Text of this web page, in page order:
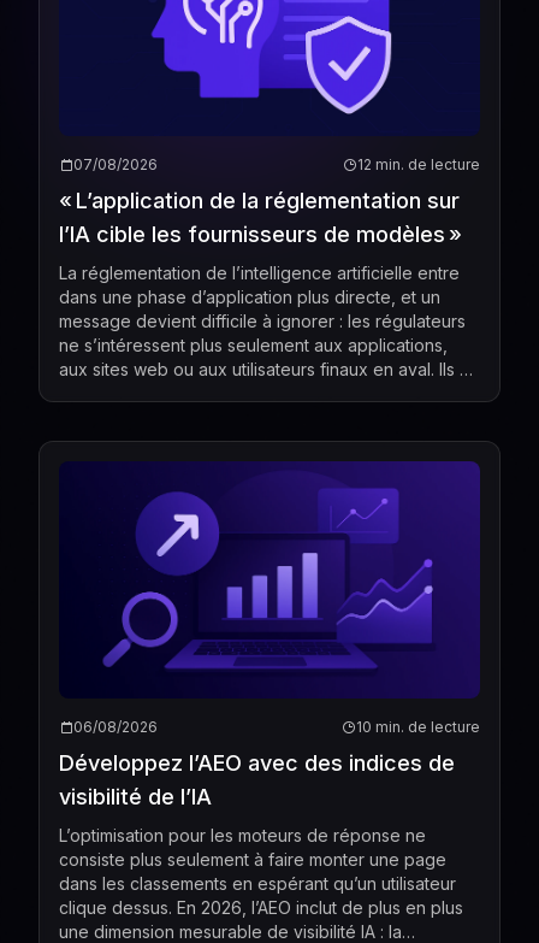
07/08/2026 12 min. de lecture
« L’application de la réglementation sur
l’IA cible les fournisseurs de modèles »
La réglementation de l’intelligence artificielle entre
dans une phase d’application plus directe, et un
message devient difficile à ignorer : les régulateurs
ne s’intéressent plus seulement aux applications,
aux sites web ou aux utilisateurs finaux en aval. Ils se
06/08/2026 10 min. de lecture
Développez l’AEO avec des indices de
visibilité de l’IA
L’optimisation pour les moteurs de réponse ne
consiste plus seulement à faire monter une page
dans les classements en espérant qu’un utilisateur
clique dessus. En 2026, l’AEO inclut de plus en plus
une dimension mesurable de visibilité IA : la